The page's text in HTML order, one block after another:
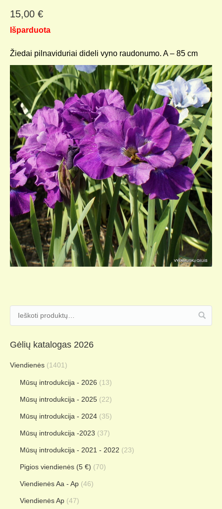
15,00 €
Išparduota
Žiedai pilnaviduriai dideli vyno raudonumo. A – 85 cm
Gėlių katalogas 2026
Viendienės (1401)
Mūsų introdukcija - 2026 (13)
Mūsų introdukcija - 2025 (22)
Mūsų introdukcija - 2024 (35)
Mūsų introdukcija -2023 (37)
Mūsų introdukcija - 2021 - 2022 (23)
Pigios viendienės (5 €) (70)
Viendienės Aa - Ap (46)
Viendienės Ap (47)